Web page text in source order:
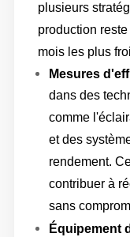
plusieurs
production
mois les plus
Mesures
dans des
comme
et des
rendement.
contribuer à
sans
Équipement